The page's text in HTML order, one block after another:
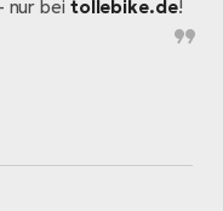
nur bei tollebike.de!